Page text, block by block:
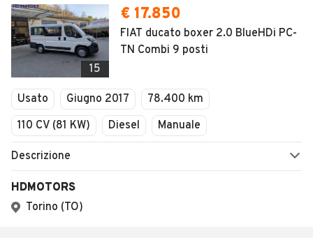
15
€ 17.850
FIAT ducato boxer 2.0 BlueHDi PC-
TN Combi 9 posti
Usato Giugno 2017
78.400 km
110 CV (81 KW)
Diesel Manuale
Descrizione
HDMOTORS
Torino (TO)